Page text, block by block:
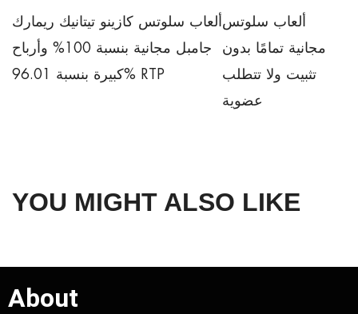
ألعاب سلوتس كازينو تيتانيك ريمارك
جامبل مجانية بنسبة 100% وأرباح
كبيرة بنسبة 96.01% RTP
ألعاب سلوتس
مجانية تمامًا بدون
تثبيت ولا تتطلب
عضوية
YOU MIGHT ALSO LIKE
About